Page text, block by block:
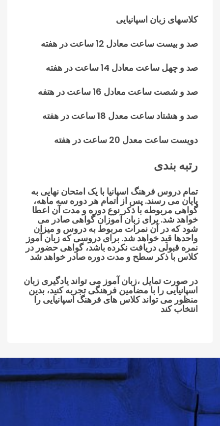
کلاسهای زبان اسپانیایی
صد و بیست ساعت معادل 12 ساعت در هفته
صد و چهل ساعت معادل 14 ساعت در هفته
صد و شصت ساعت معادل 16 ساعت در هتفه
صد و هشتاد ساعت معدل 18 ساعت در هفته
دویست ساعت معدل 20 ساعت در هفته
رتبه بندی
تمام دروس فرهنگ اسپانیا با یک امتحان نهایی به
پایان می رسند. پس از اتمام هر دوره سه ماهه،
گواهی مربوطه با ذکر نوع دوره و مدت آن اعطا
خواهد شد. برای زبان آموزان گواهی صادر می
شود که در آن نمرات مربوط به دروس و میزان
واحدها قید خواهد شد. برای دروسی که زبان آموز
نمره قبولی دریافت نکرده باشد، گواهی حضور در
کلاس با ذکر سطح و مدت دوره صادر خواهد شد
در صورت تمایل ،زبان آموز می تواند یادگیری زبان
اسپانیایی را با مضامین فرهنگی تجربه کنید، بدین
منظور می تواند کلاس های فرهنگ اسپانیایی را
انتخاب کند